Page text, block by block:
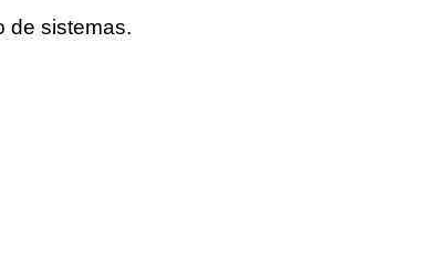
de sistemas.